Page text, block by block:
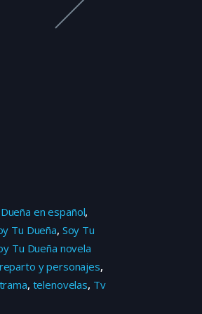
en español,
Tu Dueña, Soy Tu
Tu Dueña novela
y personajes,
, telenovelas, Tv